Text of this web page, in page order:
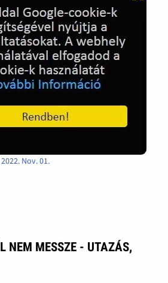
Nádastó
2022. Nov. 01.
gyakran gazdag télen a
2022. Nov. 01.
2022. Nov. 01.
NEM MESSZE - UTAZÁS,